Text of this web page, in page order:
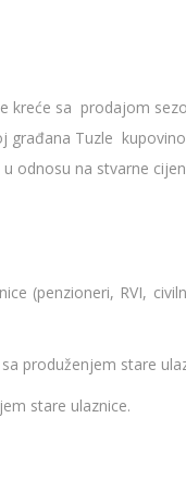
kreće sa prodajom
Tuzle
na stvarne
(penzioneri, RVI,
produženjem stare
stare ulaznice.